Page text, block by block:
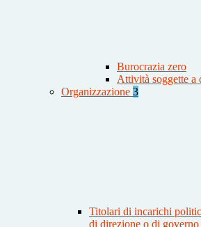
Burocrazia zero
Attività soggette a
Organizzazione 3
Titolari di incarichi
di direzione o di governo